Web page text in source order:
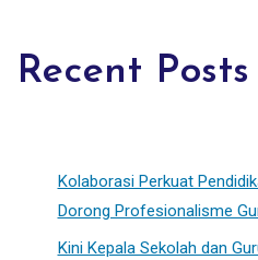
Recent Posts
Kolaborasi Perkuat
Dorong Profesionalisme
Kini Kepala Sekolah dan